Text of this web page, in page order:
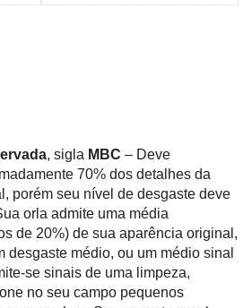
, sigla MBC – Deve
70% dos detalhes da
porém seu nível de desgaste deve
orla admite uma média
de 20%) de sua aparência original,
desgaste médio, ou um médio sinal
se sinais de uma limpeza,
no seu campo pequenos